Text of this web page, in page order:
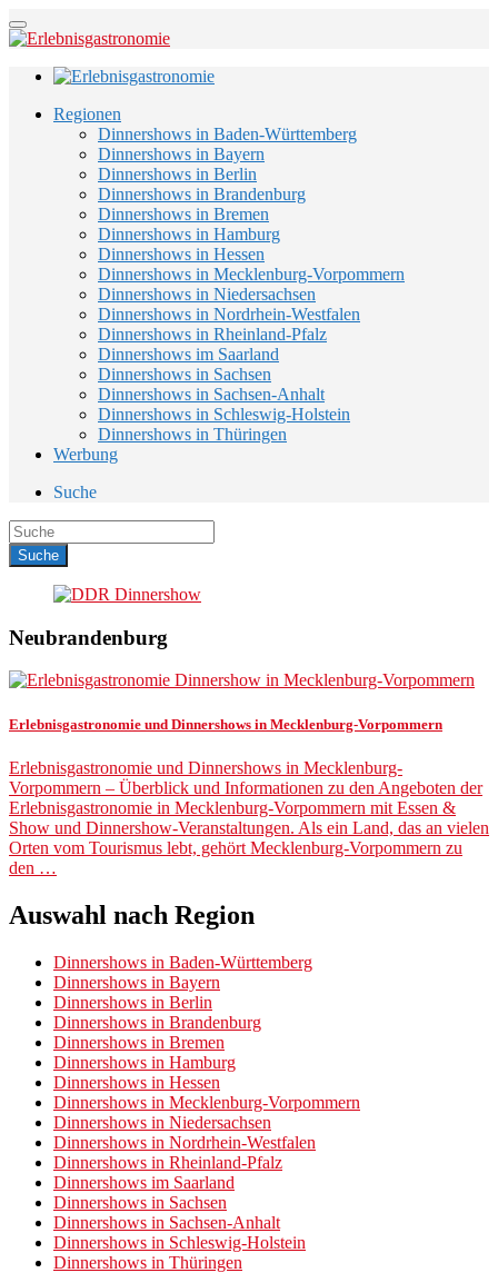
Regionen
Dinnershows in Baden-Württemberg
Dinnershows in Bayern
Dinnershows in Berlin
Dinnershows in Brandenburg
Dinnershows in Bremen
Dinnershows in Hamburg
Dinnershows in Hessen
Dinnershows in Mecklenburg-Vorpommern
Dinnershows in Niedersachsen
Dinnershows in Nordrhein-Westfalen
Dinnershows in Rheinland-Pfalz
Dinnershows im Saarland
Dinnershows in Sachsen
Dinnershows in Sachsen-Anhalt
Dinnershows in Schleswig-Holstein
Dinnershows in Thüringen
Werbung
Suche
Neubrandenburg
Erlebnisgastronomie und Dinnershows in Mecklenburg-Vorpommern
Erlebnisgastronomie und Dinnershows in Mecklenburg-
Vorpommern – Überblick und Informationen zu den Angeboten der
Erlebnisgastronomie in Mecklenburg-Vorpommern mit Essen &
Show und Dinnershow-Veranstaltungen. Als ein Land, das an vielen
Orten vom Tourismus lebt, gehört Mecklenburg-Vorpommern zu
den …
Auswahl nach Region
Dinnershows in Baden-Württemberg
Dinnershows in Bayern
Dinnershows in Berlin
Dinnershows in Brandenburg
Dinnershows in Bremen
Dinnershows in Hamburg
Dinnershows in Hessen
Dinnershows in Mecklenburg-Vorpommern
Dinnershows in Niedersachsen
Dinnershows in Nordrhein-Westfalen
Dinnershows in Rheinland-Pfalz
Dinnershows im Saarland
Dinnershows in Sachsen
Dinnershows in Sachsen-Anhalt
Dinnershows in Schleswig-Holstein
Dinnershows in Thüringen